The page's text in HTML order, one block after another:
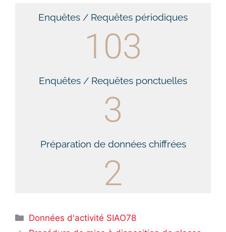
Enquêtes / Requêtes périodiques
103
Enquêtes / Requêtes ponctuelles
3
Préparation de données chiffrées
2
Données d'activité SIAO78